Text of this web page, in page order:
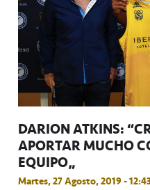
DARION ATKINS:
APORTAR MUCHO
EQUIPO”
Martes, 27 Agosto, 2019 -